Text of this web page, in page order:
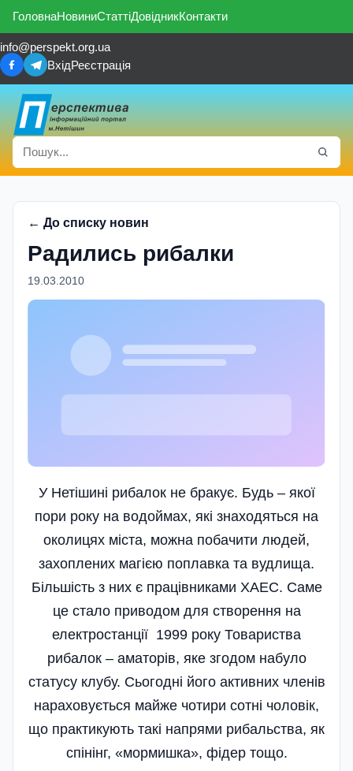
ГоловнаНовиниСтаттіДовідникКонтакти
info@perspekt.org.ua
ВхідРеєстрація
← До списку новин
Радились рибалки
19.03.2010
У Нетішині рибалок не бракує. Будь – якої
пори року на водоймах, які знаходяться на
околицях міста, можна побачити людей,
захоплених магією поплавка та вудлища.
Більшість з них є працівниками ХАЕС. Саме
це стало приводом для створення на
електростанції 1999 року Товариства
рибалок – аматорів, яке згодом набуло
статусу клубу. Сьогодні його активних членів
нараховується майже чотири сотні чоловік,
що практикують такі напрями рибальства, як
спінінг, «мормишка», фідер тощо.